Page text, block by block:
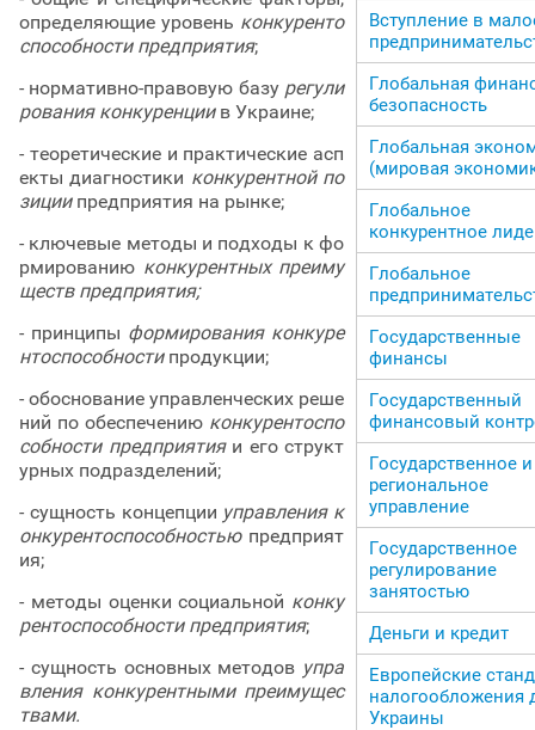
определяющие уровень конкуренто
способности предприятия;
- нормативно-правовую базу регули
рования конкуренциив Украине;
- теоретические и практические асп
екты диагностики конкурентной по
зициипредприятия на рынке;
- ключевые методы и подходы к фо
рмированию конкурентных преиму
ществ предприятия;
- принципы формирования конкуре
нтоспособностипродукции;
- обоснование управленческих реше
ний по обеспечению конкурентоспо
собности предприятияи его структ
урных подразделений;
- сущность концепции управления к
онкурентоспособностьюпредприят
ия;
- методы оценки социальной конку
рентоспособности предприятия;
- сущность основных методов упра
вления конкурентными преимущес
твами.
Вступление в
Глобальная
безопасность
Глобальная
(мировая
Глобальное
конкурентное
Глобальное
Государственные
финансы
Государственный
финансовый
Государственное и
региональное
управление
Государственное
регулирование
занятостью
Деньги и кредит
Европейские
налогообложения
Украины